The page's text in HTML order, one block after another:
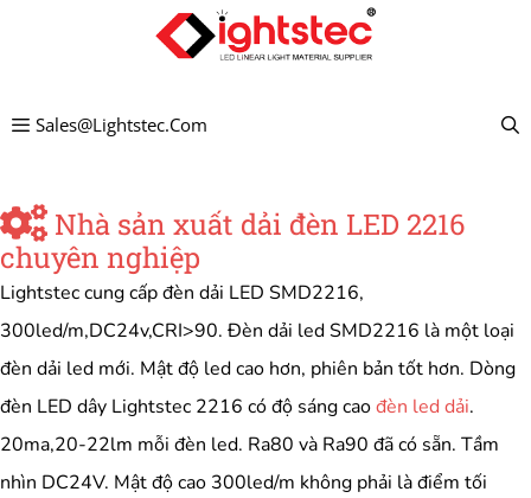
dungSales@lightstec.com
Nhà sản xuất dải đèn LED 2216
chuyên nghiệp
Lightstec cung cấp đèn dải LED SMD2216,
300led/m,DC24v,CRI>90. Đèn dải led SMD2216 là một loại
đèn dải led mới. Mật độ led cao hơn, phiên bản tốt hơn. Dòng
đèn LED dây Lightstec 2216 có độ sáng caođèn led dải.
20ma,20-22lm mỗi đèn led. Ra80 và Ra90 đã có sẵn. Tầm
nhìn DC24V. Mật độ cao 300led/m không phải là điểm tối